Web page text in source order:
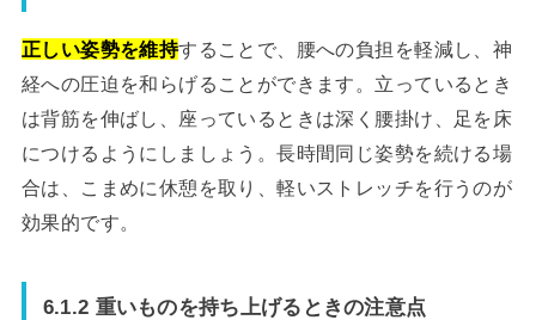
正しい姿勢を維持することで、腰への負担を軽減し、神
経への圧迫を和らげることができます。立っているとき
は背筋を伸ばし、座っているときは深く腰掛け、足を床
につけるようにしましょう。長時間同じ姿勢を続ける場
合は、こまめに休憩を取り、軽いストレッチを行うのが
効果的です。
6.1.2 重いものを持ち上げるときの注意点